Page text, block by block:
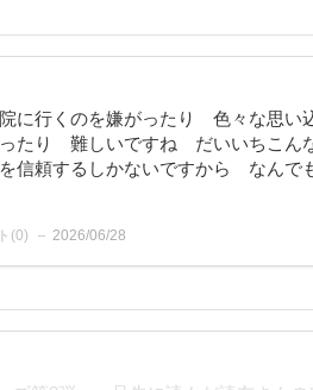
に行くのを嫌がったり 色々な思い
ったり 難しいですね だいいちこん
信頼するしかないですから なんで
(0) 2026/06/28